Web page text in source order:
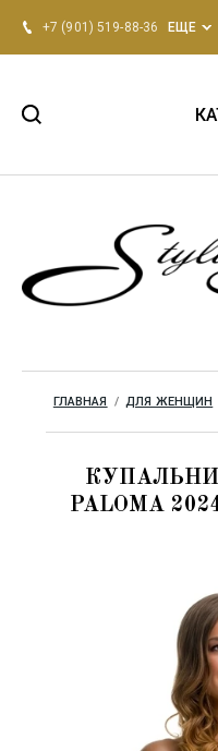
+7 (901) 519-88-36 ЕЩЕ
Для женщин
Одежда для дома
Бренды
ГЛАВНАЯ
  /
ДЛЯ ЖЕНЩИН
PALOMA